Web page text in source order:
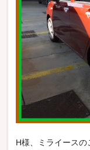
H様、ミライースの